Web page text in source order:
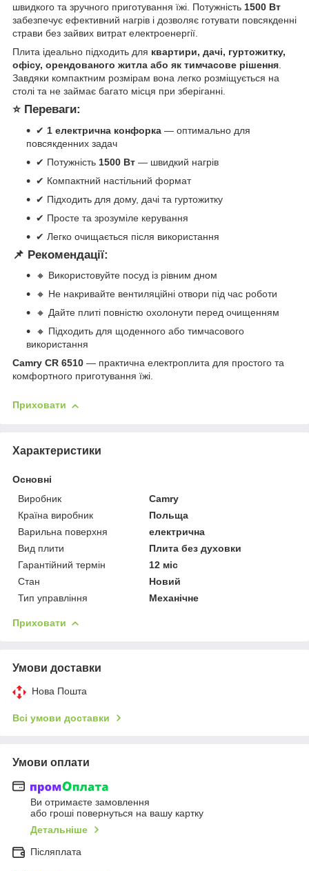
швидкого та зручного приготування їжі. Потужність 1500 Вт
забезпечує ефективний нагрів і дозволяє готувати повсякденні
страви без зайвих витрат електроенергії.
Плита ідеально підходить для квартири, дачі, гуртожитку,
офісу, орендованого житла або як тимчасове рішення
Завдяки компактним розмірам вона легко розміщується на
столі та не займає багато місця при зберіганні.
⭐ Переваги:
✔ 1 електрична конфорка — оптимально для
повсякденних задач
✔ Потужність 1500 Вт — швидкий нагрів
✔ Компактний настільний формат
✔ Підходить для дому, дачі та гуртожитку
✔ Просте та зрозуміле керування
✔ Легко очищається після використання
📌 Рекомендації:
🔸 Використовуйте посуд із рівним дном
🔸 Не накривайте вентиляційні отвори під час роботи
🔸 Дайте плиті повністю охолонути перед очищенням
🔸 Підходить для щоденного або тимчасового
використання
Camry CR 6510 — практична електроплита для простого та
комфортного приготування їжі.
Приховати
Характеристики
Основні
Виробник
Camry
Країна виробник
Польща
Варильна поверхня
електрична
Вид плити
Плита без духовки
Гарантійний термін
12 міс
Стан
Новий
Тип управління
Механічне
Приховати
Умови доставки
Нова Пошта
Всі умови доставки
Умови оплати
Ви отримаєте замовлення
або гроші повернуться на вашу картку
Детальніше
Післяплата